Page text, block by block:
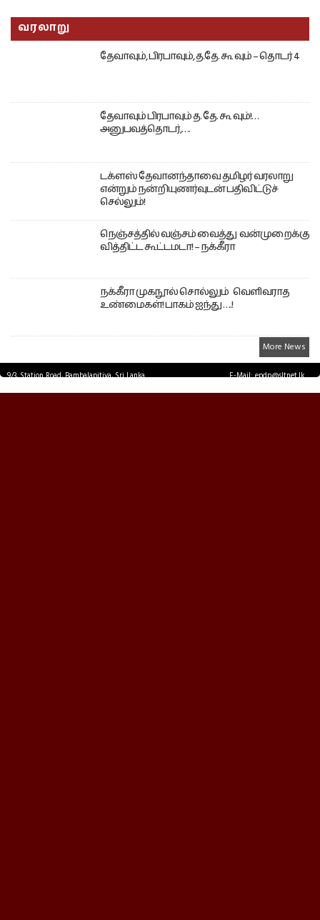
வரலாறு
தேவாவும், பிரபாவும், த.தே. கூ வும் – தொடர் 4
தேவாவும் பிரபாவும் த. தே. கூ வும்!…
அனுபவத்தொடர்,….
டக்ளஸ் தேவானந்தாவை தமிழர் வரலாறு
என்றும் நன்றியுணர்வுடன் பதிவிட்டுச்
செல்லும்!
நெஞ்சத்தில் வஞ்சம் வைத்து வன்முறைக்கு
வித்திட்ட கூட்டமடா! – நக்கீரா
நக்கீரா முகநூல் சொல்லும் வெளிவராத
உண்மைகள்! பாகம் ஐந்து ….!
More News
9/3, Station Road, Bambalapitiya, Sri Lanka.
E-Mail: epdp@sltnet.lk